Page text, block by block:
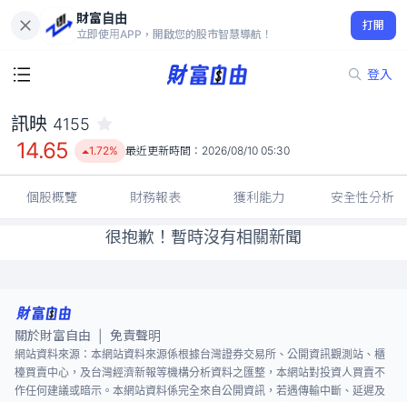
財富自由
立即使用APP，開啟您的股市智慧導航！
打開
登入
14.65
1.72%
訊映 4155
14.65 1.72% 最近更新時間： 2026/08/10 05:30
個股概覽 財務報表 獲利能力 安全性分析
很抱歉！暫時沒有相關新聞
關於財富自由 免責聲明
網站資料來源：本網站資料來源係根據台灣證券交易所、公開資訊觀測站、櫃
檯買賣中心，及台灣經濟新報等機構分析資料之匯整，本網站對投資人買賣不
作任何建議或暗示。本網站資料係完全來自公開資訊，若遇傳輸中斷、延遲及